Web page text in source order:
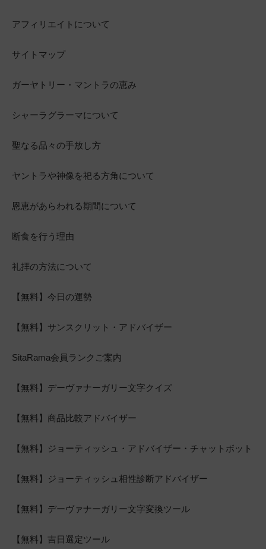
アフィリエイトについて
サイトマップ
ガーヤトリー・マントラの恵み
シャーラグラーマについて
聖なる品々の手放し方
ヤントラや神像を祀る方角について
恩恵があらわれる期間について
断食を行う理由
礼拝の方法について
【無料】今日の運勢
【無料】サンスクリット・アドバイザー
SitaRama会員ランクご案内
【無料】デーヴァナーガリー文字クイズ
【無料】商品比較アドバイザー
【無料】ジョーティッシュ・アドバイザー・チャットボット
【無料】ジョーティッシュ相性診断アドバイザー
【無料】デーヴァナーガリー文字変換ツール
【無料】吉日選定ツール